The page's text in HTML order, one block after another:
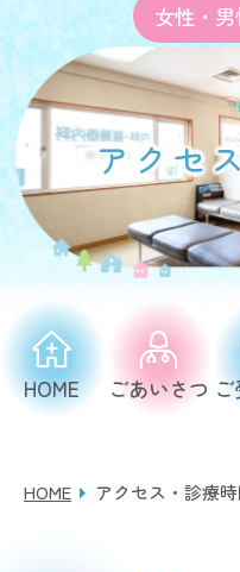
女性・
アクセ
HOME ごあいさつ
HOME アクセス・診療